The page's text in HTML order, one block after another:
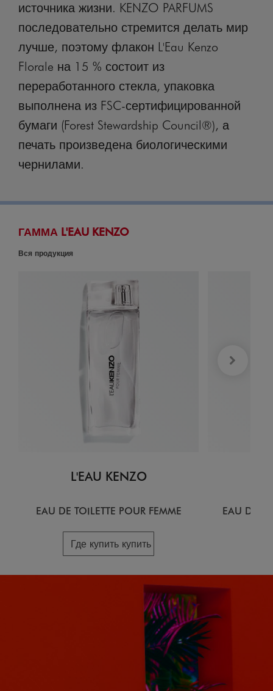
источника жизни. KENZO PARFUMS
последовательно стремится делать мир
лучше, поэтому флакон L'Eau Kenzo
Florale на 15 % состоит из
переработанного стекла, упаковка
выполнена из FSC-сертифицированной
бумаги (Forest Stewardship Council®), а
печать произведена биологическими
чернилами.
ГАММА L'EAU KENZO
Вся продукция
L'EAU KENZO
EAU DE TOILETTE POUR FEMME
Где купить купить
EAU DE